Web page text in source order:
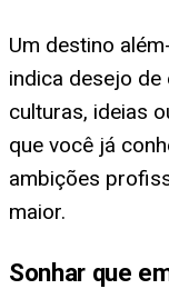
Um destino
indica desejo de
culturas, ideias
que você já
ambições
maior.
Sonhar que